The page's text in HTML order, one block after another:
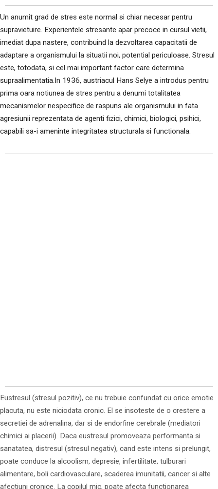
Un anumit grad de stres este normal si chiar necesar pentru
supravietuire. Experientele stresante apar precoce in cursul vietii,
imediat dupa nastere, contribuind la dezvoltarea capacitatii de
adaptare a organismului la situatii noi, potential periculoase. Stresul
este, totodata, si cel mai important factor care determina
supraalimentatia.In 1936, austriacul Hans Selye a introdus pentru
prima oara notiunea de stres pentru a denumi totalitatea
mecanismelor nespecifice de raspuns ale organismului in fata
agresiunii reprezentata de agenti fizici, chimici, biologici, psihici,
capabili sa-i ameninte integritatea structurala si functionala.
Eustresul (stresul pozitiv), ce nu trebuie confundat cu orice emotie
placuta, nu este niciodata cronic. El se insoteste de o crestere a
secretiei de adrenalina, dar si de endorfine cerebrale (mediatori
chimici ai placerii). Daca eustresul promoveaza performanta si
sanatatea, distresul (stresul negativ), cand este intens si prelungit,
poate conduce la alcoolism, depresie, infertilitate, tulburari
alimentare, boli cardiovasculare, scaderea imunitatii, cancer si alte
afectiuni cronice. La copilul mic, poate afecta functionarea